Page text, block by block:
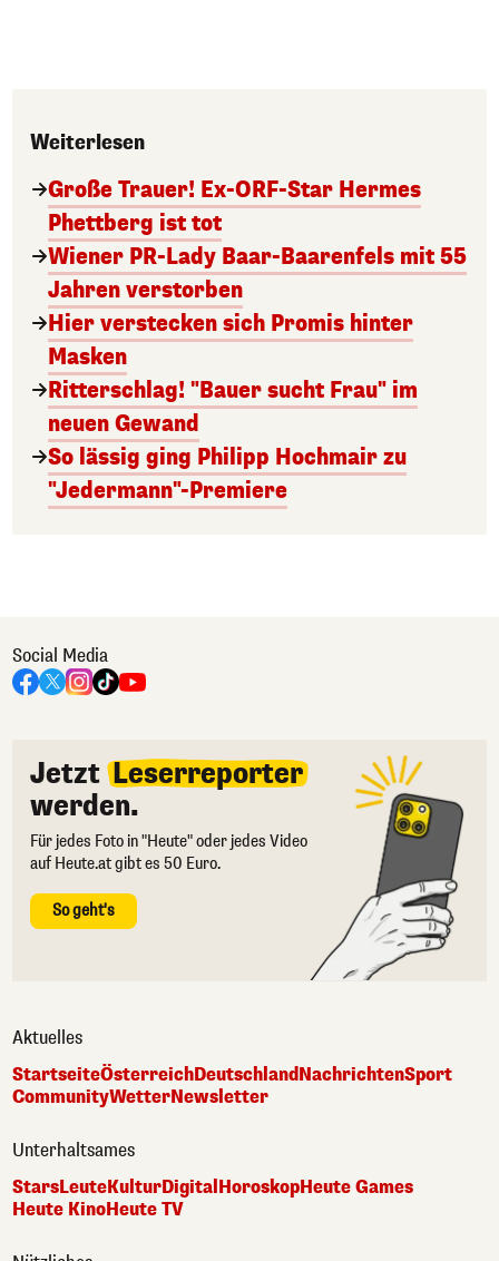
Weiterlesen
Große Trauer! Ex-ORF-Star Hermes
Phettberg ist tot
Wiener PR-Lady Baar-Baarenfels mit 55
Jahren verstorben
Hier verstecken sich Promis hinter
Masken
Ritterschlag! "Bauer sucht Frau" im
neuen Gewand
So lässig ging Philipp Hochmair zu
"Jedermann"-Premiere
Social Media
Jetzt Leserreporter
werden.
Für jedes Foto in "Heute" oder jedes Video
auf Heute.at gibt es 50 Euro.
So geht's
Aktuelles
StartseiteÖsterreichDeutschlandNachrichtenSport
CommunityWetterNewsletter
Unterhaltsames
StarsLeuteKulturDigital HoroskopHeute Games
Heute KinoHeute TV